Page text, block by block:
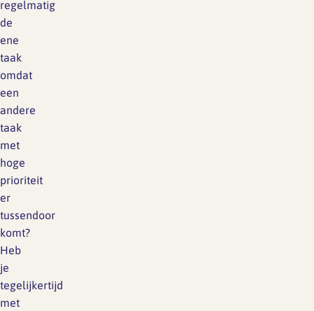
regelmatig
de
ene
taak
omdat
een
andere
taak
met
hoge
prioriteit
er
tussendoor
komt?
Heb
je
tegelijkertijd
met